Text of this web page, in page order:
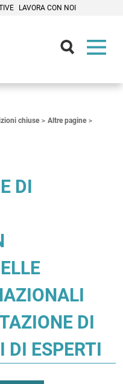
LAVORA CON NOI
chiuse Altre pagine
DI
DI
DI ESPERTI